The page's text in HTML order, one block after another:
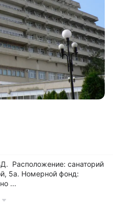
Расположение: санаторий
5а. Номерной фонд:
...